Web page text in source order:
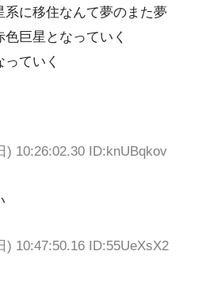
系に移住なんて夢のまた夢
巨星となっていく
ていく
) 10:26:02.30 ID:knUBqkov
) 10:47:50.16 ID:55UeXsX2